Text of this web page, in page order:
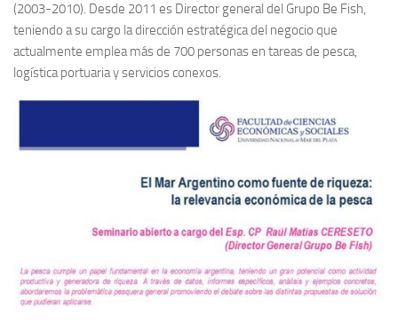
(2003-2010). Desde 2011 es Director general del Grupo Be Fish,
teniendo a su cargo la dirección estratégica del negocio que
actualmente emplea más de 700 personas en tareas de pesca,
logística portuaria y servicios conexos.